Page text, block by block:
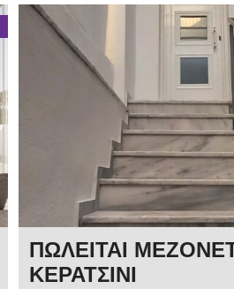
ΠΩΛΕΙΤΑΙ
ΚΕΡΑΤΣΙΝΙ